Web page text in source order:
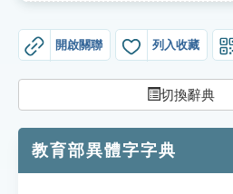
貓頭鷹博士
開啟關聯 列入收藏
切換辭典
教育部異體字字典